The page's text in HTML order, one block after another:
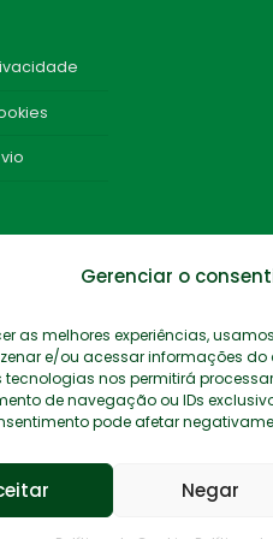
Gerenciar o
as melhores experiências,
e/ou acessar informações do
tecnologias nos permitirá
de navegação ou IDs
pode afetar
Negar